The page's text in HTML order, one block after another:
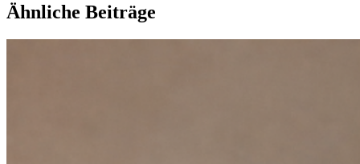
Ähnliche Beiträge